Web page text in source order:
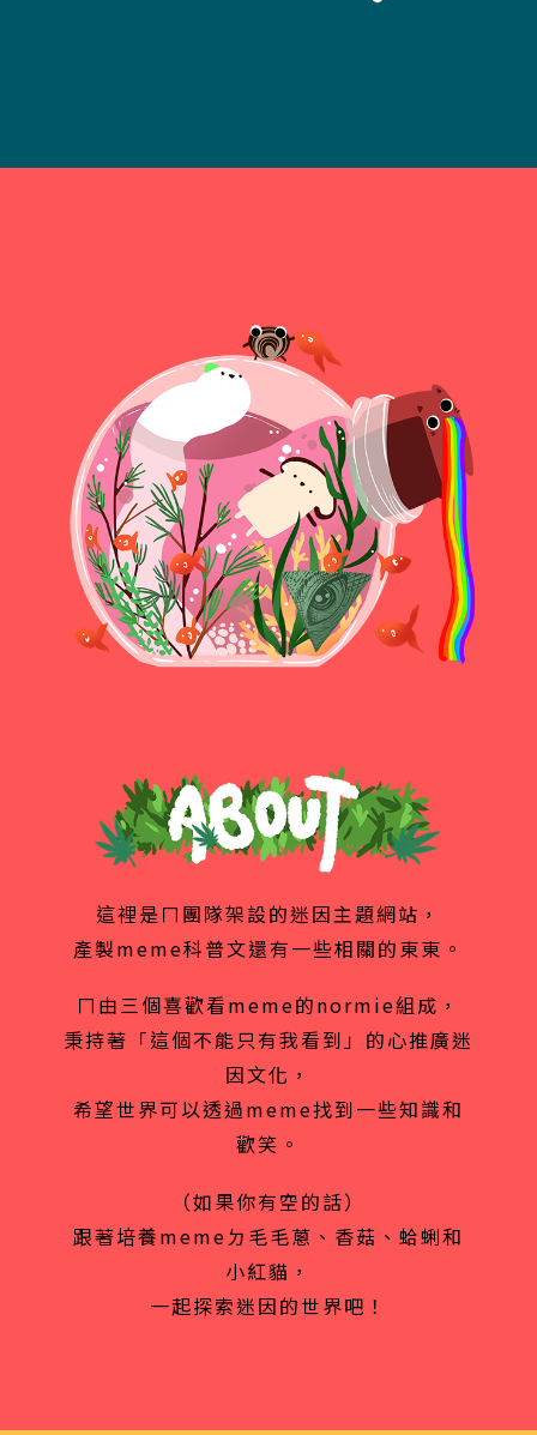
這裡是ㄇ團隊架設的迷因主題網站，
產製meme科普文還有一些相關的東東。
ㄇ由三個喜歡看meme的normie組成，
秉持著「這個不能只有我看到」的心推廣迷
因文化，
希望世界可以透過meme找到一些知識和
歡笑。
（如果你有空的話）
跟著培養memeㄉ毛毛蔥、香菇、蛤蜊和
小紅貓，
一起探索迷因的世界吧！